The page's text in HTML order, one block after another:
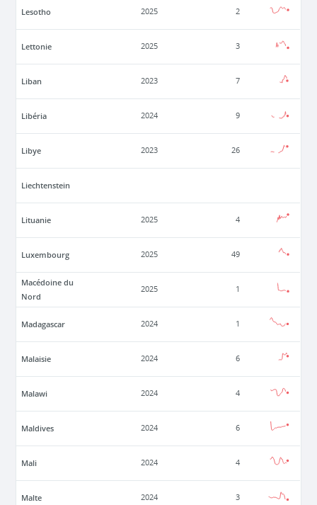
Lesotho 2025 2
Lettonie 2025 3
Liban 2023 7
Libéria 2024 9
Libye 2023 26
Liechtenstein
Lituanie 2025 4
Luxembourg 2025 49
Macédoine du
Nord
2025 1
Madagascar 2024 1
Malaisie 2024 6
Malawi 2024 4
Maldives 2024 6
Mali 2024 4
Malte 2024 3